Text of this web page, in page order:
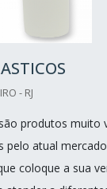
- RJ
produtos muito
pelo atual
coloque a sua